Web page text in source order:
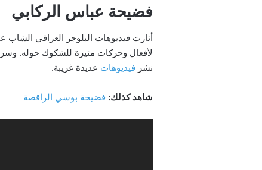
فضيحة عباس الركابي
أثارت فيديوهات البلوجر العراقي
لأفعال وحركات مثيرة للشكوك حوله.
نشر فيديوهات عديدة غريبة.
شاهد كذلك: فضيحة بوسي الراقصة